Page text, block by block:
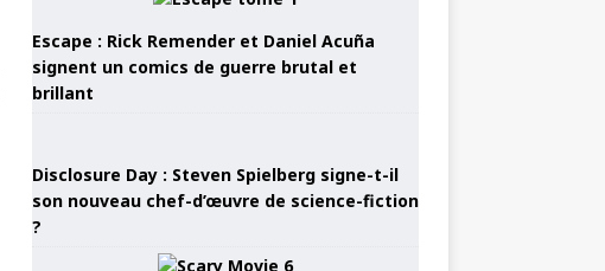
Escape : Rick Remender et Daniel Acuña
signent un comics de guerre brutal et
brillant
Disclosure Day : Steven Spielberg signe-t-il
son nouveau chef-d’œuvre de science-fiction
?